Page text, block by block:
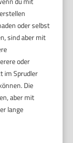
oder selbst
sind aber mit
oder
im Sprudler
Die
aber mit
lange